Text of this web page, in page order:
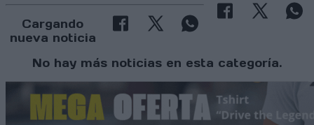
Cargando
nueva noticia
No hay más noticias en esta categoría.